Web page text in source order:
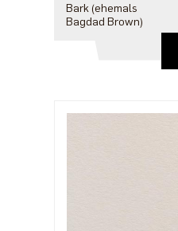
Bark (ehemals
Bagdad Brown)